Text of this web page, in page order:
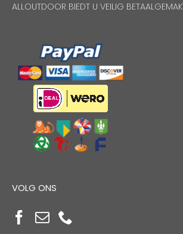
ALLOUTDOOR BIEDT U VEILIG BETAALGEMAK
VOLG ONS